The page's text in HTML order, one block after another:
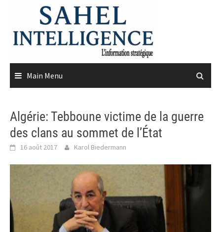
content
Main Menu
Algérie: Tebboune victime de la guerre
des clans au sommet de l’État
16 août 2017 Karol Biedermann